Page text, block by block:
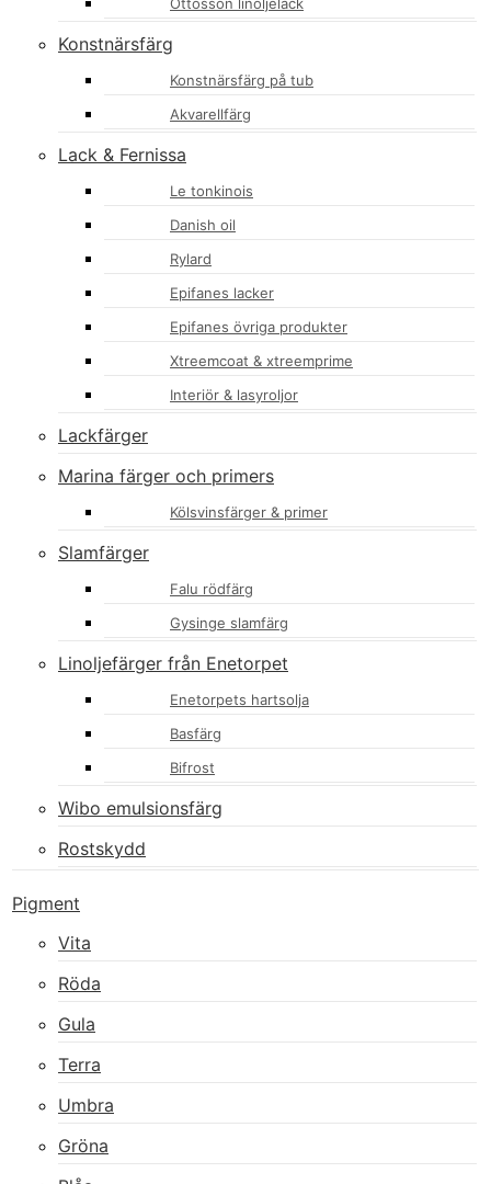
Konstnärsfärg
Konstnärsfärg på tub
Akvarellfärg
Lack & Fernissa
Le tonkinois
Danish oil
Rylard
Epifanes lacker
Epifanes övriga produkter
Xtreemcoat & xtreemprime
Interiör & lasyroljor
Lackfärger
Marina färger och primers
Kölsvinsfärger & primer
Slamfärger
Falu rödfärg
Gysinge slamfärg
Linoljefärger från Enetorpet
Enetorpets hartsolja
Basfärg
Bifrost
Wibo emulsionsfärg
Rostskydd
Pigment
Vita
Röda
Gula
Terra
Umbra
Gröna